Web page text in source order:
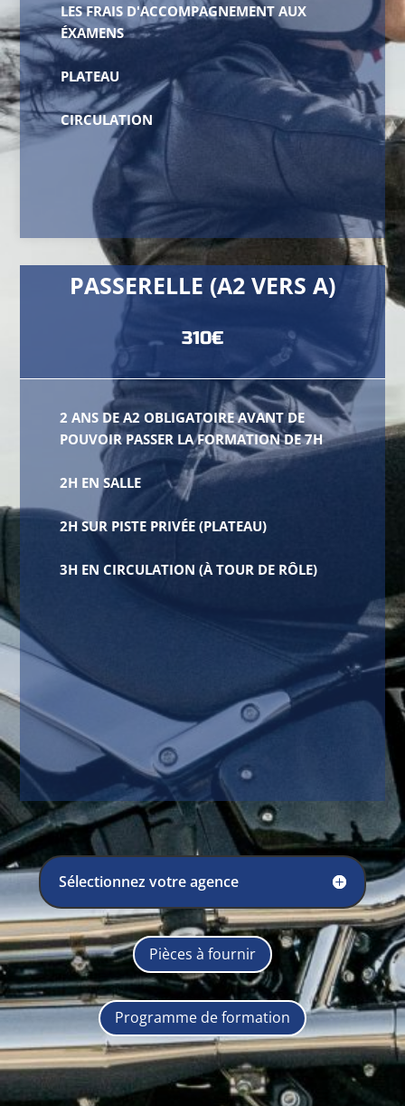
LES FRAIS D'ACCOMPAGNEMENT AUX
ÉXAMENS
PLATEAU
CIRCULATION
PASSERELLE (A2 VERS A)
310€
2 ANS DE A2 OBLIGATOIRE AVANT DE
POUVOIR PASSER LA FORMATION DE 7H
2H EN SALLE
2H SUR PISTE PRIVÉE (PLATEAU)
3H EN CIRCULATION (À TOUR DE RÔLE)
Sélectionnez votre agence
Pièces à fournir
Programme de formation